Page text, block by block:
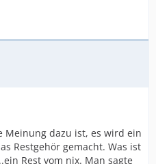
Meinung dazu ist, es wird ein
Restgehör gemacht. Was ist
Rest vom nix. Man sagte